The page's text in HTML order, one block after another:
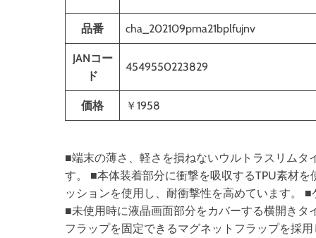
品番 cha_202109pma21bplfujnv
JANコー
ド
4549550223829
価格 ￥1958
■端末の薄さ、軽さを損ねないウルトラスリムタ
す。 ■本体装着部分に衝撃を吸収するTPU素材
ッションを使用し、耐衝撃性を高めています。
■未使用時に液晶画面部分をカバーする横開き
フラップを固定できるマグネットフラップを採